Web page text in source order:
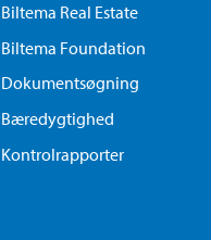
Biltema Real Estate
Biltema Foundation
Dokumentsøgning
Bæredygtighed
Kontrolrapporter